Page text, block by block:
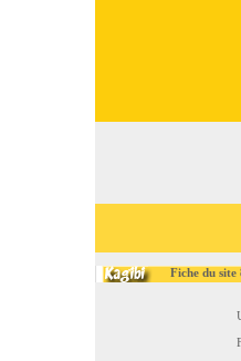
Fiche du site